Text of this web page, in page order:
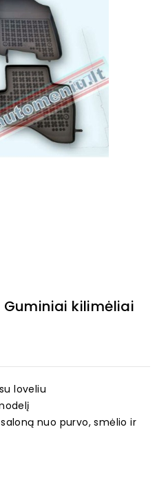
kilimėliai
loveliu
nuo purvo, smėlio ir